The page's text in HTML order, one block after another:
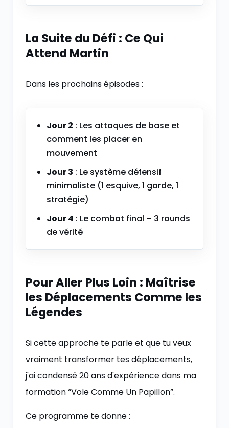
La Suite du Défi : Ce Qui
Attend Martin
Dans les prochains épisodes :
Jour 2 : Les attaques de base et
comment les placer en
mouvement
Jour 3 : Le système défensif
minimaliste (1 esquive, 1 garde, 1
stratégie)
Jour 4 : Le combat final – 3 rounds
de vérité
Pour Aller Plus Loin : Maîtrise
les Déplacements Comme les
Légendes
Si cette approche te parle et que tu veux
vraiment transformer tes déplacements,
j'ai condensé 20 ans d'expérience dans ma
formation “Vole Comme Un Papillon”.
Ce programme te donne :